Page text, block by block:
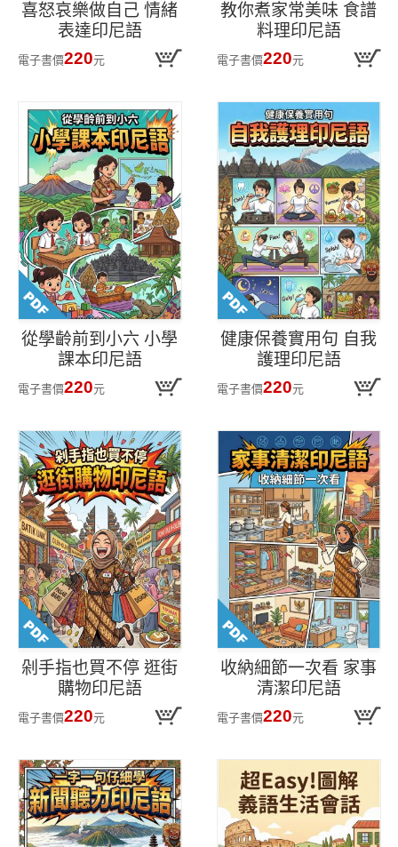
喜怒哀樂做自己 情緒
表達印尼語
電子書價220元
教你煮家常美味 食譜
料理印尼語
電子書價220元
從學齡前到小六 小學
課本印尼語
電子書價220元
健康保養實用句 自我
護理印尼語
電子書價220元
剁手指也買不停 逛街
購物印尼語
電子書價220元
收納細節一次看 家事
清潔印尼語
電子書價220元